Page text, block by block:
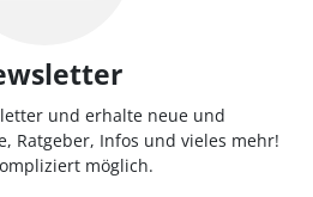
und erhalte neue und
Ratgeber, Infos und vieles mehr!
möglich.